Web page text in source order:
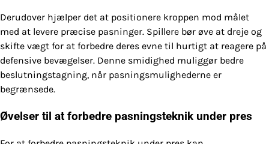
Derudover hjælper det at positionere kroppen mod målet
med at levere præcise pasninger. Spillere bør øve at dreje og
skifte vægt for at forbedre deres evne til hurtigt at reagere på
defensive bevægelser. Denne smidighed muliggør bedre
beslutningstagning, når pasningsmulighederne er
begrænsede.
Øvelser til at forbedre pasningsteknik under pres